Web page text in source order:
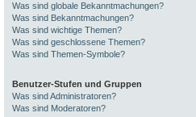
Was sind globale Bekanntmachungen?
Was sind Bekanntmachungen?
Was sind wichtige Themen?
Was sind geschlossene Themen?
Was sind Themen-Symbole?
Benutzer-Stufen und Gruppen
Was sind Administratoren?
Was sind Moderatoren?